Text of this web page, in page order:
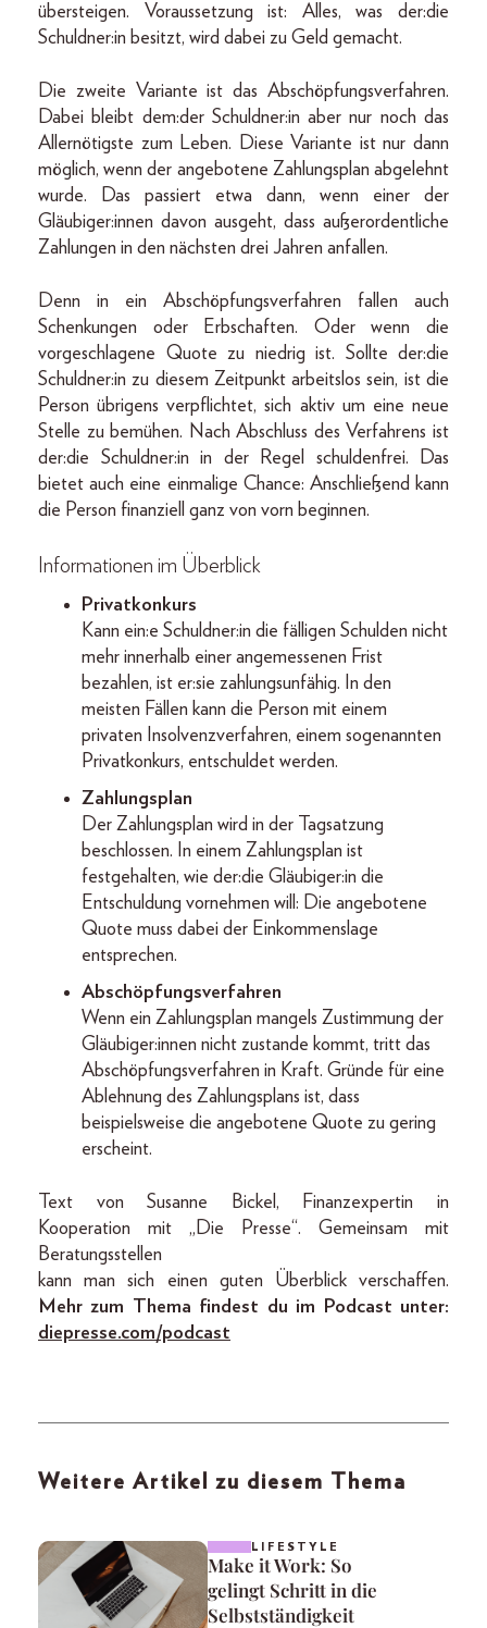
übersteigen. Voraussetzung ist: Alles, was der:die
Schuldner:in besitzt, wird dabei zu Geld gemacht.
Die zweite Variante ist das Abschöpfungsverfahren.
Dabei bleibt dem:der Schuldner:in aber nur noch das
Allernötigste zum Leben. Diese Variante ist nur dann
möglich, wenn der angebotene Zahlungsplan abgelehnt
wurde. Das passiert etwa dann, wenn einer der
Gläubiger:innen davon ausgeht, dass außerordentliche
Zahlungen in den nächsten drei Jahren anfallen.
Denn in ein Abschöpfungsverfahren fallen auch
Schenkungen oder Erbschaften. Oder wenn die
vorgeschlagene Quote zu niedrig ist. Sollte der:die
Schuldner:in zu diesem Zeitpunkt arbeitslos sein, ist die
Person übrigens verpflichtet, sich aktiv um eine neue
Stelle zu bemühen. Nach Abschluss des Verfahrens ist
der:die Schuldner:in in der Regel schuldenfrei. Das
bietet auch eine einmalige Chance: Anschließend kann
die Person finanziell ganz von vorn beginnen.
Informationen im Überblick
Privatkonkurs
Kann ein:e Schuldner:in die fälligen Schulden nicht
mehr innerhalb einer angemessenen Frist
bezahlen, ist er:sie zahlungsunfähig. In den
meisten Fällen kann die Person mit einem
privaten Insolvenzverfahren, einem sogenannten
Privatkonkurs, entschuldet werden.
Zahlungsplan
Der Zahlungsplan wird in der Tagsatzung
beschlossen. In einem Zahlungsplan ist
festgehalten, wie der:die Gläubiger:in die
Entschuldung vornehmen will: Die angebotene
Quote muss dabei der Einkommenslage
entsprechen.
Abschöpfungsverfahren
Wenn ein Zahlungsplan mangels Zustimmung der
Gläubiger:innen nicht zustande kommt, tritt das
Abschöpfungsverfahren in Kraft. Gründe für eine
Ablehnung des Zahlungsplans ist, dass
beispielsweise die angebotene Quote zu gering
erscheint.
Text von Susanne Bickel, Finanzexpertin in
Kooperation mit „Die Presse“. Gemeinsam mit
Beratungsstellen
kann man sich einen guten Überblick verschaffen.
Mehr zum Thema findest du im Podcast unter:
diepresse.com/podcast
Weitere Artikel zu diesem Thema
LIFESTYLE
Make it Work: So
gelingt Schritt in die
Selbstständigkeit